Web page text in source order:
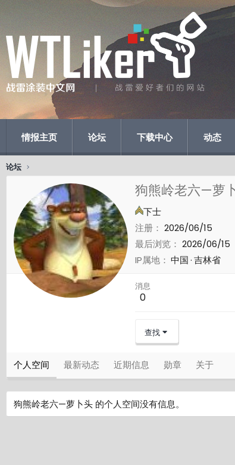
情报主页 论坛 下载中心 动态
论坛
狗熊岭老六—萝
下士
注册
2026/06/15
最后浏览
2026/06/15
IP属地
中国 吉林省
消息
0
查找
个人空间 最新动态 近期信息 勋章 关于
狗熊岭老六—萝卜头 的个人空间没有信息。